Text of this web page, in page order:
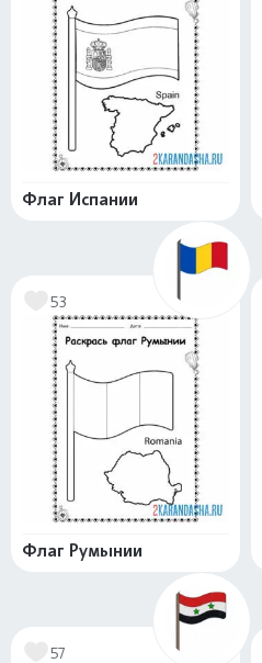
Флаг Испании
53
Флаг Румынии
57